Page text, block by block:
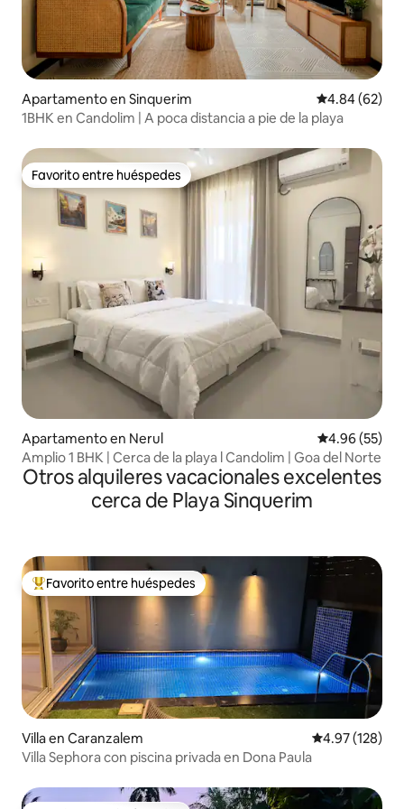
Apartamento en Sinquerim Calificación
4.84 (62)
1BHK en Candolim | A poca distancia a pie de la playa
Favorito entre huéspedes
Favorito entre huéspedes
Apartamento en Nerul Calificación
4.96 (55)
Amplio 1 BHK | Cerca de la playa l Candolim | Goa del Norte
Otros alquileres vacacionales excelentes
cerca de Playa Sinquerim
Favorito entre huéspedes preferido
Favorito entre huéspedes
Villa en Caranzalem Calificación
4.97 (128)
Villa Sephora con piscina privada en Dona Paula